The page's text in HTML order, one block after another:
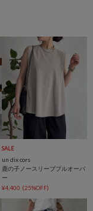
SALE
un dix cors
鹿の子ノースリーブプルオーバ
ー
¥4,400 (25%OFF)